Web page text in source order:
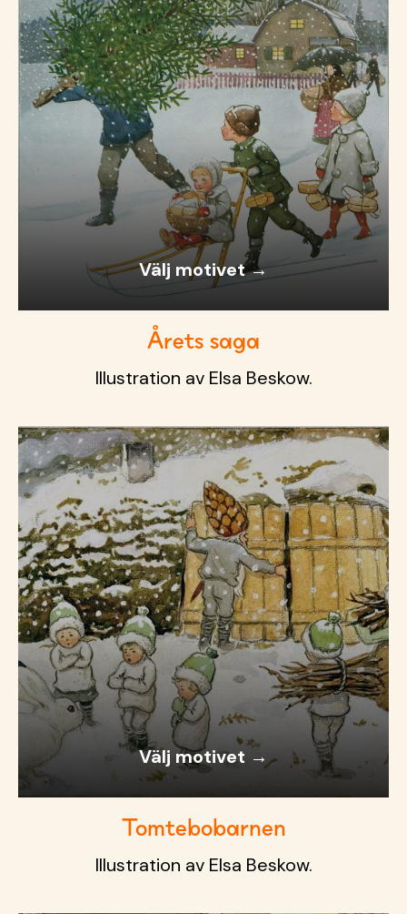
Välj motivet →
Årets saga
Illustration av Elsa Beskow.
Välj motivet →
Tomtebobarnen
Illustration av Elsa Beskow.